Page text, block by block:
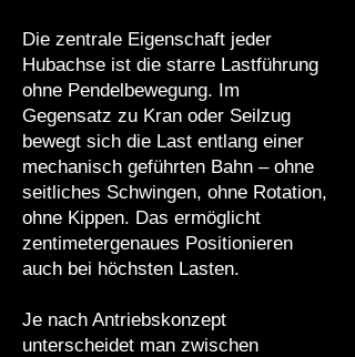
Die zentrale Eigenschaft jeder
Hubachse ist die starre Lastführung
ohne Pendelbewegung. Im
Gegensatz zu Kran oder Seilzug
bewegt sich die Last entlang einer
mechanisch geführten Bahn – ohne
seitliches Schwingen, ohne Rotation,
ohne Kippen. Das ermöglicht
zentimetergenaues Positionieren
auch bei höchsten Lasten.
Je nach Antriebskonzept
unterscheidet man zwischen